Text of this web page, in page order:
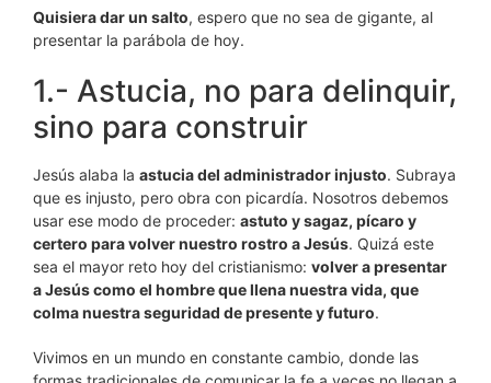
Quisiera dar un salto, espero que no sea de gigante, al
presentar la parábola de hoy.
1.- Astucia, no para delinquir,
sino para construir
Jesús alaba la astucia del administrador injusto. Subraya
que es injusto, pero obra con picardía. Nosotros debemos
usar ese modo de proceder: astuto y sagaz, pícaro y
certero para volver nuestro rostro a Jesús. Quizá este
sea el mayor reto hoy del cristianismo: volver a presentar
a Jesús como el hombre que llena nuestra vida, que
colma nuestra seguridad de presente y futuro.
Vivimos en un mundo en constante cambio, donde las